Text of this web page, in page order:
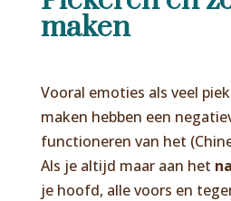
maken
Vooral emoties als veel
maken hebben een
functioneren van het
Als je altijd maar aan het
je hoofd, alle voors en